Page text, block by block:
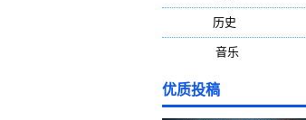
历史
音乐
优质投稿